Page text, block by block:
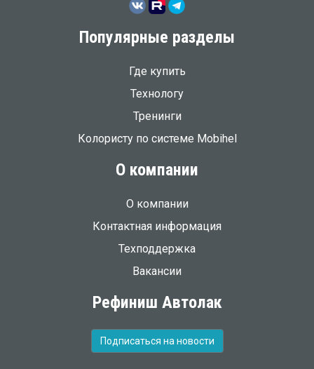
Популярные разделы
Где купить
Технологу
Тренинги
Колористу по системе Mobihel
О компании
О компании
Контактная информация
Техподдержка
Вакансии
Рефиниш Автолак
Подписаться на новости